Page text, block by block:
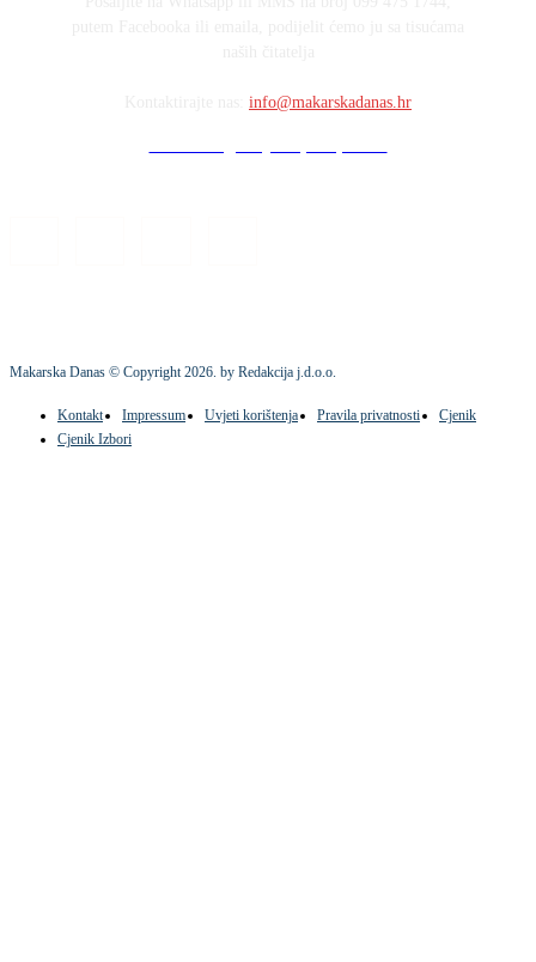
info@makarskadanas.hr
Makarska Danas © Copyright2026. by Redakcija j.d.o.o.
Kontakt Impressum Uvjeti korištenja Pravila privatnosti
Cjenik
Cjenik Izbori